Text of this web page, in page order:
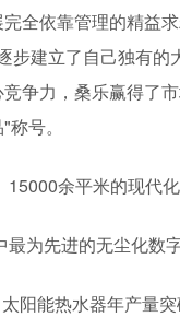
全依靠管理的精益
步建立了自己独有
争力，桑乐赢得了
号。
余平米的现代
为先进的无尘化数
阳能热水器年产量